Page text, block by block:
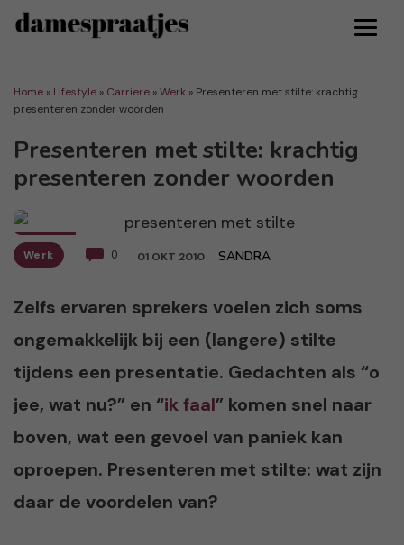
Home » Lifestyle » Carriere »Werk » Presenteren met stilte: krachtig
presenteren zonder woorden
Presenteren met stilte: krachtig
presenteren zonder woorden
Werk 0 01 OKT 2010 SANDRA
Zelfs ervaren sprekers voelen zich soms
ongemakkelijk bij een (langere) stilte
tijdens een presentatie. Gedachten als “o
jee, wat nu?” en “ik faal” komen snel naar
boven, wat een gevoel van paniek kan
oproepen. Presenteren met stilte: wat zijn
daar de voordelen van?